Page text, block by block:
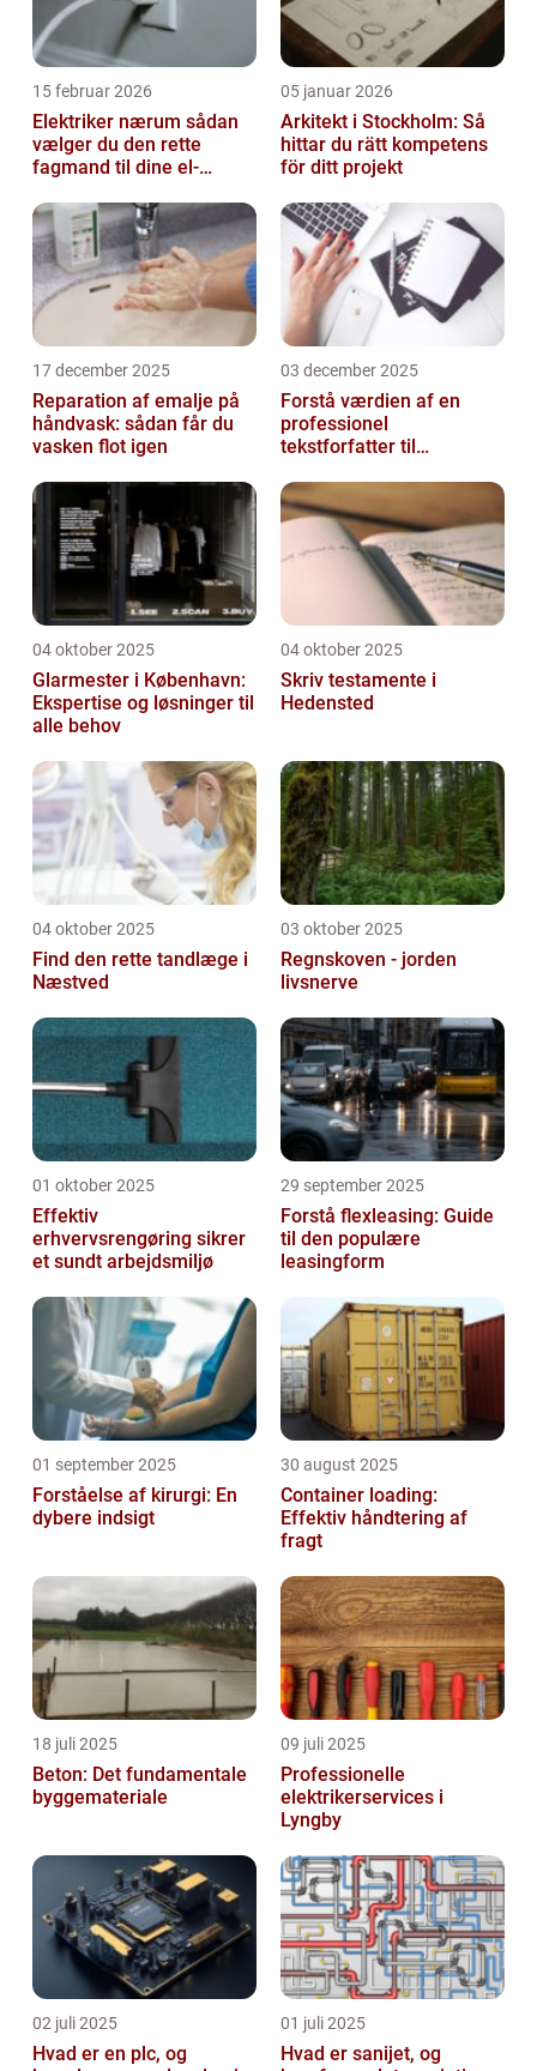
15 februar 2026
Elektriker nærum sådan
vælger du den rette
fagmand til dine el-
05 januar 2026
Arkitekt i Stockholm: Så
hittar du rätt kompetens
för ditt projekt
17 december 2025
Reparation af emalje på
håndvask: sådan får du
vasken flot igen
03 december 2025
Forstå værdien af en
professionel
tekstforfatter til
04 oktober 2025
Glarmester i København:
Ekspertise og løsninger til
alle behov
04 oktober 2025
Skriv testamente i
Hedensted
04 oktober 2025
Find den rette tandlæge i
Næstved
03 oktober 2025
Regnskoven - jorden
livsnerve
01 oktober 2025
Effektiv
erhvervsrengøring sikrer
et sundt arbejdsmiljø
29 september 2025
Forstå flexleasing: Guide
til den populære
leasingform
01 september 2025
Forståelse af kirurgi: En
dybere indsigt
30 august 2025
Container loading:
Effektiv håndtering af
fragt
18 juli 2025
Beton: Det fundamentale
byggemateriale
09 juli 2025
Professionelle
elektrikerservices i
Lyngby
02 juli 2025
Hvad er en plc, og
01 juli 2025
Hvad er sanijet, og